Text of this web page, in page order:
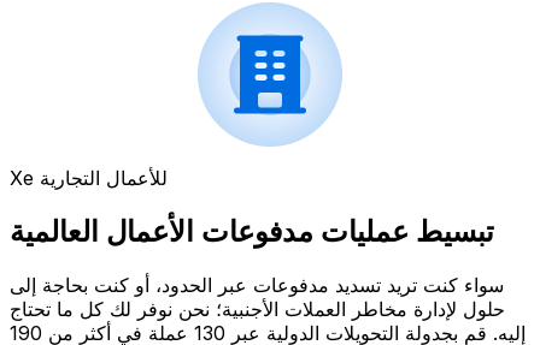
Xe للأعمال التجارية
تبسيط عمليات مدفوعات الأعمال العالمية
سواء كنت تريد تسديد مدفوعات عبر الحدود، أو كنت بحاجة إلى
حلول لإدارة مخاطر العملات الأجنبية؛ نحن نوفر لك كل ما تحتاج
إليه. قم بجدولة التحويلات الدولية عبر 130 عملة في أكثر من 190